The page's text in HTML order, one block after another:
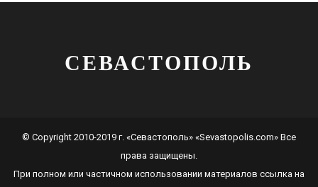
СЕВАСТОПОЛЬ
© Copyright 2010-2019 г. «Севастополь» «Sevastopolis.com» Все
права защищены.
При полном или частичном использовании материалов ссылка на